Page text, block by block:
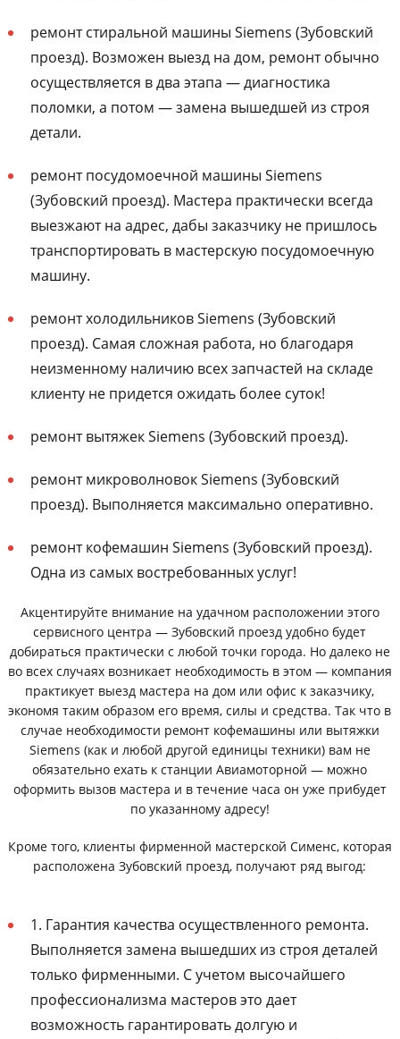
ремонт стиральной машины Siemens (Зубовский
проезд). Возможен выезд на дом, ремонт обычно
осуществляется в два этапа — диагностика
поломки, а потом — замена вышедшей из строя
детали.
ремонт посудомоечной машины Siemens
(Зубовский проезд). Мастера практически всегда
выезжают на адрес, дабы заказчику не пришлось
транспортировать в мастерскую посудомоечную
машину.
ремонт холодильников Siemens (Зубовский
проезд). Самая сложная работа, но благодаря
неизменному наличию всех запчастей на складе
клиенту не придется ожидать более суток!
ремонт вытяжек Siemens (Зубовский проезд).
ремонт микроволновок Siemens (Зубовский
проезд). Выполняется максимально оперативно.
ремонт кофемашин Siemens (Зубовский проезд).
Одна из самых востребованных услуг!
Акцентируйте внимание на удачном расположении этого
сервисного центра — Зубовский проезд удобно будет
добираться практически с любой точки города. Но далеко не
во всех случаях возникает необходимость в этом — компания
практикует выезд мастера на дом или офис к заказчику,
экономя таким образом его время, силы и средства. Так что в
случае необходимости ремонт кофемашины или вытяжки
Siemens (как и любой другой единицы техники) вам не
обязательно ехать к станции Авиамоторной — можно
оформить вызов мастера и в течение часа он уже прибудет
по указанному адресу!
Кроме того, клиенты фирменной мастерской Сименс, которая
расположена Зубовский проезд, получают ряд выгод:
1. Гарантия качества осуществленного ремонта.
Выполняется замена вышедших из строя деталей
только фирменными. С учетом высочайшего
профессионализма мастеров это дает
возможность гарантировать долгую и